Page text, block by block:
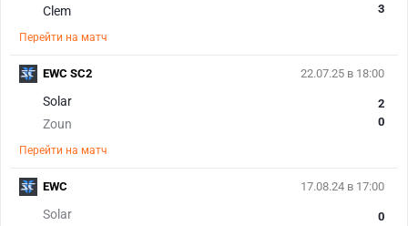
Clem
3
Перейти на матч
22.07.25 в 18:00
Solar
Zoun
2
0
Перейти на матч
EWC SC2
17.08.24 в 17:00
Solar
0
EWC